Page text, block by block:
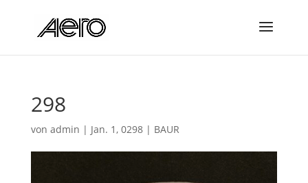
298
von admin | Jan. 1, 0298| BAUR